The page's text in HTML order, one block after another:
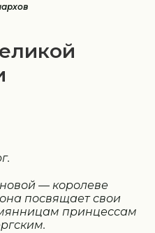
— королеве
посвящает свои
принцессам